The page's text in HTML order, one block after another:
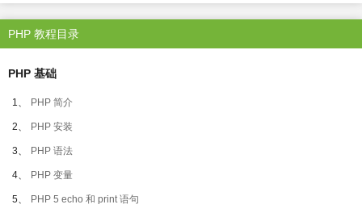
PHP 教程目录
PHP 基础
1、 PHP 简介
2、 PHP 安装
3、 PHP 语法
4、 PHP 变量
5、 PHP 5 echo 和 print 语句